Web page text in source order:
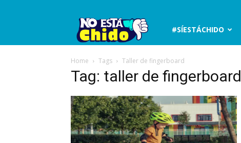
No
está
#SÍESTÁCHIDO
Home Tags Taller de fingerboard
Tag: taller de fingerboard